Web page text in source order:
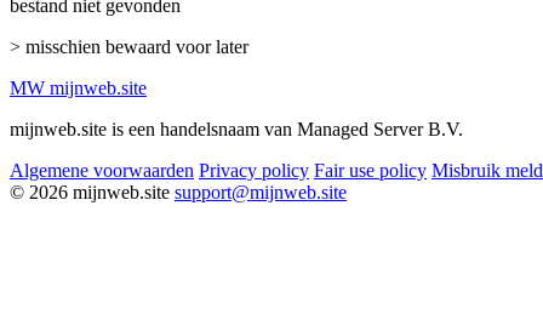
bestand niet gevonden
> misschien bewaard voor later
MW mijnweb.site
mijnweb.site is een handelsnaam van Managed Server B.V.
Algemene voorwaarden Privacy policy Fair use policy Misbruik
© 2026 mijnweb.site support@mijnweb.site